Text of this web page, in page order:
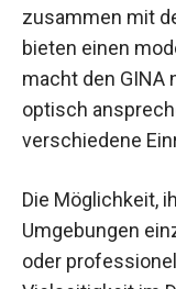
zusammen mit
bieten einen
macht den GINA
optisch
verschiedene
Die Möglichkeit,
Umgebungen
oder